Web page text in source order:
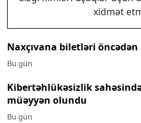
xidmət
Naxçıvana biletləri
Bu gün
Kibertəhlükəsizlik
müəyyən olundu
Bu gün